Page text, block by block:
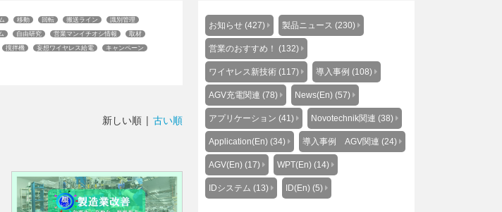
移動 回転 搬送ライン
識別管理
自由研究 営業マンイチオシ情報
取材
撹拌機 妄想ワイヤレス給電
キャンペーン
新しい順 |古い順
お知らせ (427) 製品ニュース (230)
営業のおすすめ！ (132)
ワイヤレス新技術 (117) 導入事例 (108)
AGV充電関連 (78) News(En) (57)
アプリケーション (41) Novotechnik関連 (38)
Application(En) (34) 導入事例 AGV関連 (24)
AGV(En) (17) WPT(En) (14)
IDシステム (13) ID(En) (5)